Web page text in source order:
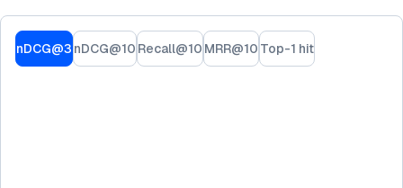
nDCG@3 nDCG@10 Recall@10 MRR@10 Top-1 hit